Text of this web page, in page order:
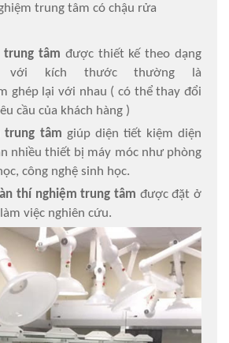
trung tâm có chậu rửa
trung tâm được thiết kế theo dạng
với kích thước thường là
ghép lại với nhau ( có thể thay đổi
cầu của khách hàng )
trung tâm giúp diện tiết kiệm diện
nhiều thiết bị máy móc như phòng
công nghệ sinh học.
thí nghiệm trung tâm được đặt ở
việc nghiên cứu.